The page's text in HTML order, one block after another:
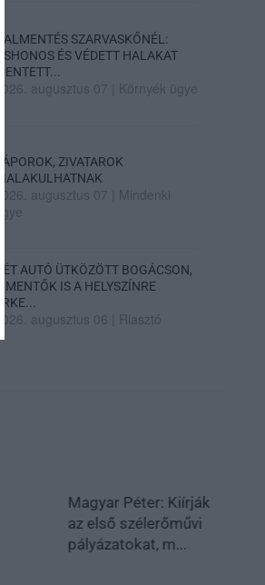
HALMENTÉS SZARVASKŐNÉL:
ŐSHONOS ÉS VÉDETT HALAKAT
MENTETT...
2026. augusztus 07 Környék ügye
ZÁPOROK, ZIVATAROK
KIALAKULHATNAK
2026. augusztus 07
Mindenki
ügye
KÉT AUTÓ ÜTKÖZÖTT BOGÁCSON,
A MENTŐK IS A HELYSZÍNRE
ÉRKE...
2026. augusztus 06 Riasztó
Magyar Péter: Kiírják
az első szélerőművi
pályázatokat, m...